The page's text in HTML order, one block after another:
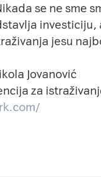
se ne sme
investiciju,
jesu
Jovanović
za